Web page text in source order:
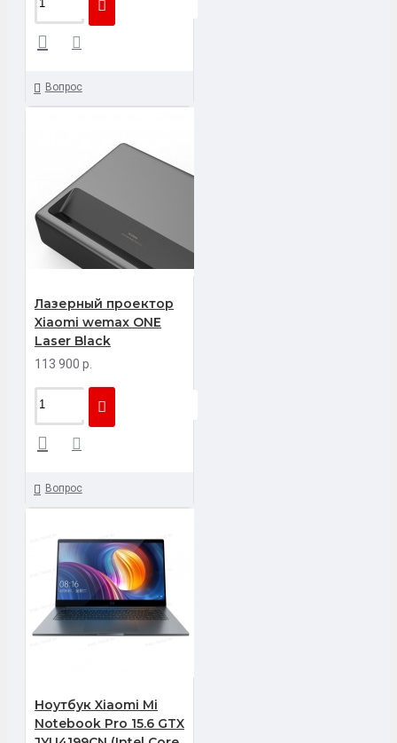
Вопрос
Лазерный проектор
Xiaomi wemax ONE
Laser Black
113 900 р.
Вопрос
Ноутбук Xiaomi Mi
Notebook Pro 15.6 GTX